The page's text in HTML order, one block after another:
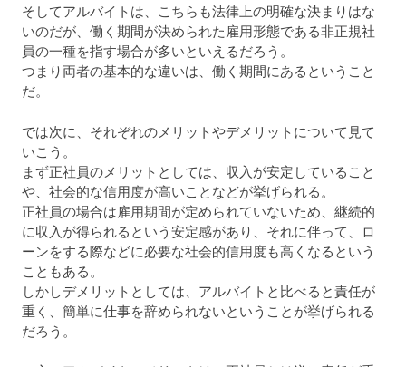
そしてアルバイトは、こちらも法律上の明確な決まりはな
いのだが、働く期間が決められた雇用形態である非正規社
員の一種を指す場合が多いといえるだろう。
つまり両者の基本的な違いは、働く期間にあるということ
だ。
では次に、それぞれのメリットやデメリットについて見て
いこう。
まず正社員のメリットとしては、収入が安定していること
や、社会的な信用度が高いことなどが挙げられる。
正社員の場合は雇用期間が定められていないため、継続的
に収入が得られるという安定感があり、それに伴って、ロ
ーンをする際などに必要な社会的信用度も高くなるという
こともある。
しかしデメリットとしては、アルバイトと比べると責任が
重く、簡単に仕事を辞められないということが挙げられる
だろう。